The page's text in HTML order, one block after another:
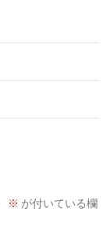
※ が付いている欄